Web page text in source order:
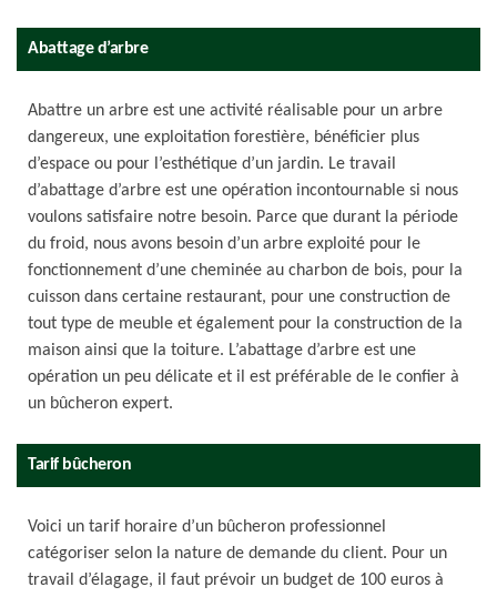
Abattage d’arbre
Abattre un arbre est une activité réalisable pour un arbre
dangereux, une exploitation forestière, bénéficier plus
d’espace ou pour l’esthétique d’un jardin. Le travail
d’abattage d’arbre est une opération incontournable si nous
voulons satisfaire notre besoin. Parce que durant la période
du froid, nous avons besoin d’un arbre exploité pour le
fonctionnement d’une cheminée au charbon de bois, pour la
cuisson dans certaine restaurant, pour une construction de
tout type de meuble et également pour la construction de la
maison ainsi que la toiture. L’abattage d’arbre est une
opération un peu délicate et il est préférable de le confier à
un bûcheron expert.
Tarif bûcheron
Voici un tarif horaire d’un bûcheron professionnel
catégoriser selon la nature de demande du client. Pour un
travail d’élagage, il faut prévoir un budget de 100 euros à